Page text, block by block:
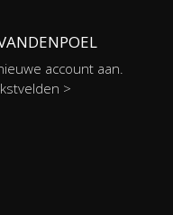
account aan.
>